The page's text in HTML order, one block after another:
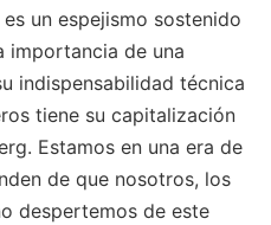
un espejismo sostenido
importancia de una
indispensabilidad técnica
tiene su capitalización
Estamos en una era de
de que nosotros, los
despertemos de este